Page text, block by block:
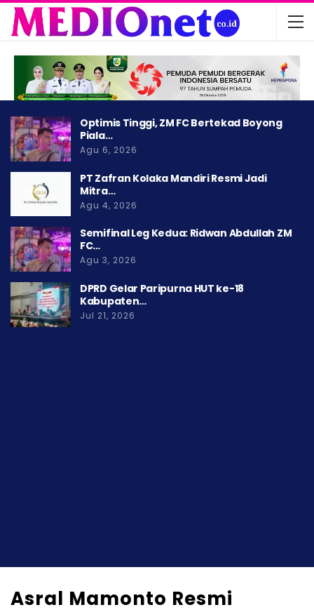
Optimis Tinggi, ZM FC Bertekad Boyong
Piala…
Agu 6, 2026
PT Zafran Kolaka Mandiri Resmi Jadi
Mitra…
Agu 4, 2026
Semifinal Leg Kedua: Ridwan Abdullah ZM
FC…
Agu 3, 2026
DPRD Gelar Paripurna HUT ke-18
Kabupaten…
Jul 21, 2026
Asral Mamonto Resmi